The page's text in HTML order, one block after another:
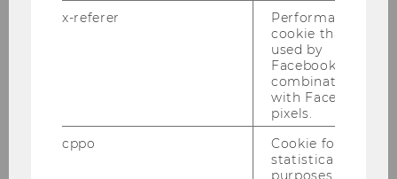
WU-Project Ipsmiller 19 (JubStift)
IT Design und Menschenbilder
Kathrin Bednar MSc
x-referer
Performance
cookie that is
used by
Facebook in
combination
with Facebook
pixels.
cppo
Cookie for
statistical
purposes.